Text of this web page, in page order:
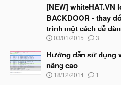
đ
ầ
u
à
b
ắ
t
ầ
u
[NEW] whiteHAT.VN
BACKDOOR - thay
trình một cách dễ
N
à
b
ắ
03/01/2015 3
Hướng dẫn sử dụng
nâng cao
N
18/12/2014 1